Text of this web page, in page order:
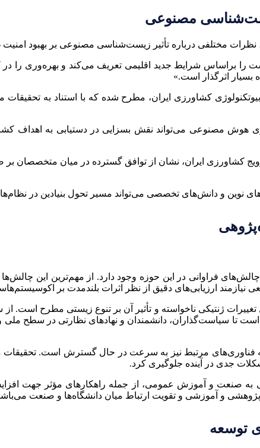
مصنوعی
مختلفی درباره تأثیر زیست‌شناسی مصنوعی بر بهبود
براساس شرایط جدید اقلیمی تعریف می‌کند و بهره‌وری را در
بسیار اثرگذار است.»
کشاورزی ایران، مطرح شده که با استناد به
هوش مصنوعی می‌تواند نقش بسزایی در دستیابی به اهداف
کشاورزی ایران، نشان از توافق گسترده در میان متخصصان بر
نوین و دانش‌های تخصصی می‌تواند مسیر تحول بنیادین در
فراوانی در این حوزه وجود دارد. از مهم‌ترین این
ارزیابی‌های دقیق از نظر اثرات بلندمدت بر
تغییرات ژنتیکی ناخواسته و تأثیر آن بر تنوع زیستی مطرح
تا سیاست‌گذاران، دانشمندان و نهادهای نظارتی در سطح ملی
مرتبط نیز به سرعت در حال گسترش است. تحقیقات
جدی در آینده جلوگیری کرد.
به صنعت و آموزش عمومی، از جمله راهکارهای مؤثر
و آموزشی و تقویت ارتباط میان دانشگاه‌ها و صنعت
توسعه